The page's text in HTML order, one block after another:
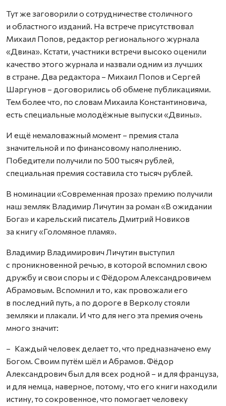
Тут же заговорили о сотрудничестве столичного
и областного изданий. На встрече присутствовал
Михаил Попов, редактор регионального журнала
«Двина». Кстати, участники встречи высоко оценили
качество этого журнала и назвали одним из лучших
в стране. Два редактора – Михаил Попов и Сергей
Шаргунов – договорились об обмене публикациями.
Тем более что, по словам Михаила Константиновича,
есть специальные молодёжные выпуски «Двины».
И ещё немаловажный момент – премия стала
значительной и по финансовому наполнению.
Победители получили по 500 тысяч рублей,
специальная премия составила сто тысяч рублей.
В номинации «Современная проза» премию получили
наш земляк Владимир Личутин за роман «В ожидании
Бога» и карельский писатель Дмитрий Новиков
за книгу «Голомяное пламя».
Владимир Владимирович Личутин выступил
с проникновенной речью, в которой вспомнил свою
дружбу и свои споры и с Фёдором Александровичем
Абрамовым. Вспомнил и то, как провожали его
в последний путь, а по дороге в Верколу стояли
земляки и плакали. И что для него эта премия очень
много значит:
– Каждый человек делает то, что предназначено ему
Богом. Своим путём шёл и Абрамов. Фёдор
Александрович был для всех родной – и для француза,
и для немца, наверное, потому, что его книги находили
истину, то сокровенное, что помогает человеку